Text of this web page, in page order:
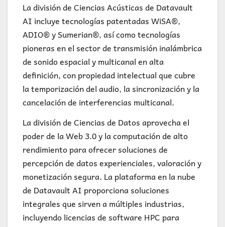
La división de Ciencias Acústicas de Datavault
AI incluye tecnologías patentadas WiSA®,
ADIO® y Sumerian®, así como tecnologías
pioneras en el sector de transmisión inalámbrica
de sonido espacial y multicanal en alta
definición, con propiedad intelectual que cubre
la temporización del audio, la sincronización y la
cancelación de interferencias multicanal.
La división de Ciencias de Datos aprovecha el
poder de la Web 3.0 y la computación de alto
rendimiento para ofrecer soluciones de
percepción de datos experienciales, valoración y
monetización segura. La plataforma en la nube
de Datavault AI proporciona soluciones
integrales que sirven a múltiples industrias,
incluyendo licencias de software HPC para